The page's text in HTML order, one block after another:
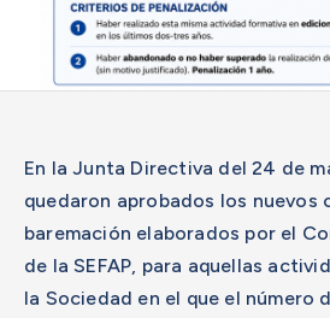
En la Junta Directiva del 24 de
quedaron aprobados los nuevos
baremación elaborados por el
de la SEFAP, para aquellas
la Sociedad en el que el número